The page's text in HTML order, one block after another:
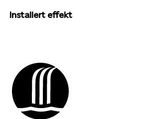
Installert effekt